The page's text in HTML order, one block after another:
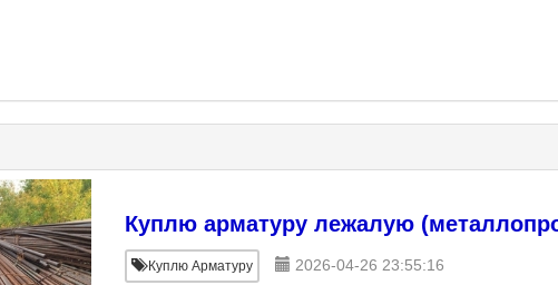
Куплю арматуру лежалую
Куплю Арматуру
2026-04-26 23:55:16